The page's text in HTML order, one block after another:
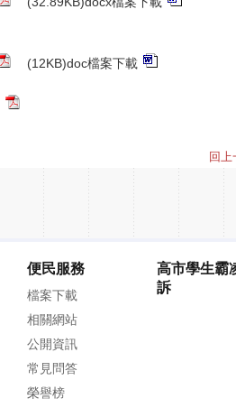
(12KB)doc檔案下載
回上
便民服務
檔案下載
相關網站
公開資訊
常見問答
榮譽榜
高市學生霸
訴